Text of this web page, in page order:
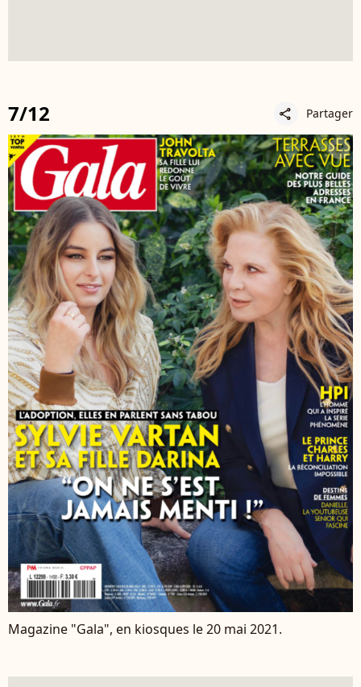
7/12 share Partager
Magazine "Gala", en kiosques le 20 mai 2021.